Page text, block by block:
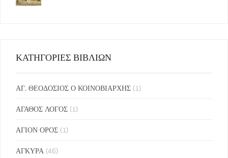
ΚΑΤΗΓΟΡΙΕΣ ΒΙΒΛΙΩΝ
ΑΓ. ΘΕΟΔΟΣΙΟΣ Ο ΚΟΙΝΟΒΙΑΡΧΗΣ (1)
ΑΓΑΘΟΣ ΛΟΓΟΣ (1)
ΑΓΙΟΝ ΟΡΟΣ (1)
ΑΓΚΥΡΑ (46)